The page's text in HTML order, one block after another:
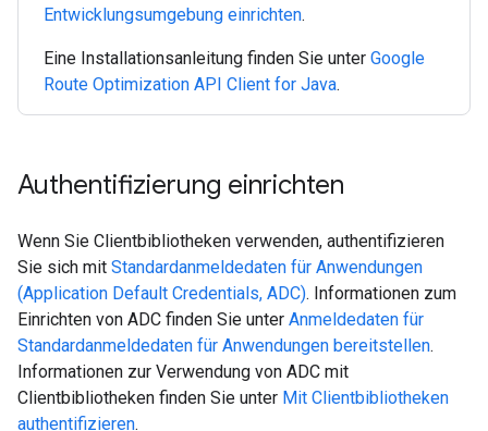
Entwicklungsumgebung einrichten.
Eine Installationsanleitung finden Sie unter Google
Route Optimization API Client for Java.
Authentifizierung einrichten
Wenn Sie Clientbibliotheken verwenden, authentifizieren
Sie sich mit Standardanmeldedaten für Anwendungen
(Application Default Credentials, ADC). Informationen zum
Einrichten von ADC finden Sie unter Anmeldedaten für
Standardanmeldedaten für Anwendungen bereitstellen.
Informationen zur Verwendung von ADC mit
Clientbibliotheken finden Sie unter Mit Clientbibliotheken
authentifizieren.